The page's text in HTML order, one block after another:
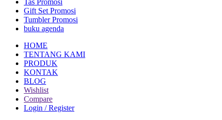
Tas Promosi
Gift Set Promosi
Tumbler Promosi
buku agenda
HOME
TENTANG KAMI
PRODUK
KONTAK
BLOG
Wishlist
Compare
Login / Register